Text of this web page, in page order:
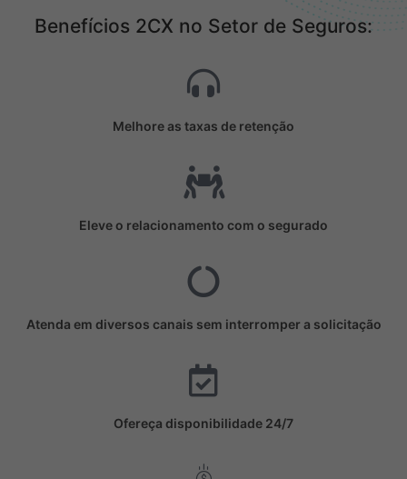
Benefícios 2CX no Setor de Seguros:
Melhore as taxas de retenção
Eleve o relacionamento com o segurado
Atenda em diversos canais sem interromper a solicitação
Ofereça disponibilidade 24/7